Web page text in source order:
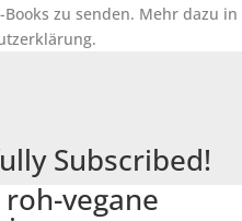
zu senden. Mehr dazu in
Subscribed!
vegane